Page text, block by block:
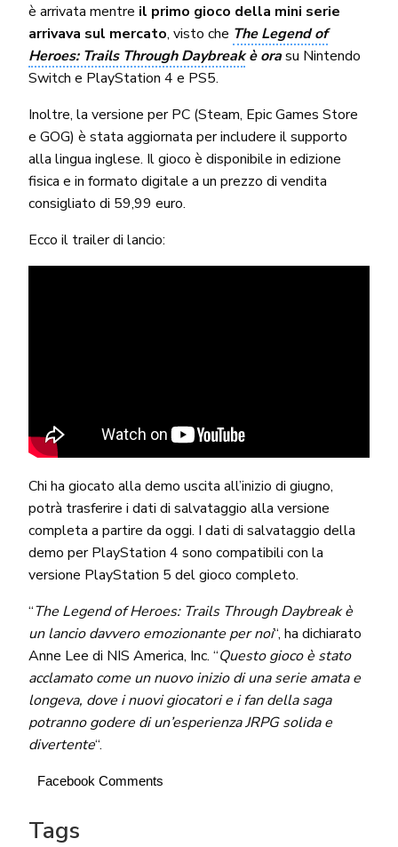
è arrivata mentre il primo gioco della mini serie
arrivava sul mercato, visto che The Legend of
Heroes: Trails Through Daybreakè orasu Nintendo
Switch e PlayStation 4 e PS5.
Inoltre, la versione per PC (Steam, Epic Games Store
e GOG) è stata aggiornata per includere il supporto
alla lingua inglese. Il gioco è disponibile in edizione
fisica e in formato digitale a un prezzo di vendita
consigliato di 59,99 euro.
Ecco il trailer di lancio:
Chi ha giocato alla demo uscita all’inizio di giugno,
potrà trasferire i dati di salvataggio alla versione
completa a partire da oggi. I dati di salvataggio della
demo per PlayStation 4 sono compatibili con la
versione PlayStation 5 del gioco completo.
“The Legend of Heroes: Trails Through Daybreak è
un lancio davvero emozionante per noi“, ha dichiarato
Anne Lee di NIS America, Inc. “Questo gioco è stato
acclamato come un nuovo inizio di una serie amata e
longeva, dove i nuovi giocatori e i fan della saga
potranno godere di un’esperienza JRPG solida e
divertente“.
Facebook Comments
Tags